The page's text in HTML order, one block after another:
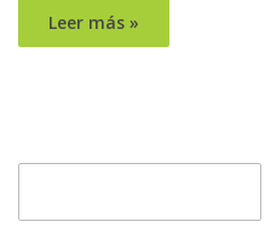
Leer más »